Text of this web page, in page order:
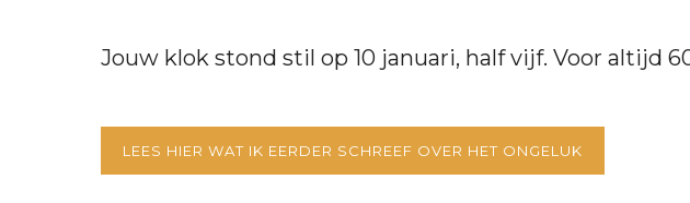
Jouw klok stond stil op 10 januari, half vijf. Voor altijd
LEES HIER WAT IK EERDER SCHREEF OVER HET ONGELUK